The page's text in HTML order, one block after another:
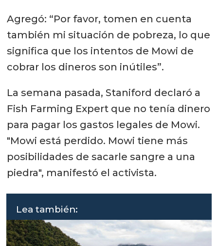
Agregó: “Por favor, tomen en cuenta
también mi situación de pobreza, lo que
significa que los intentos de Mowi de
cobrar los dineros son inútiles”.
La semana pasada, Staniford declaró a
Fish Farming Expert que no tenía dinero
para pagar los gastos legales de Mowi.
"Mowi está perdido. Mowi tiene más
posibilidades de sacarle sangre a una
piedra", manifestó el activista.
Lea también: